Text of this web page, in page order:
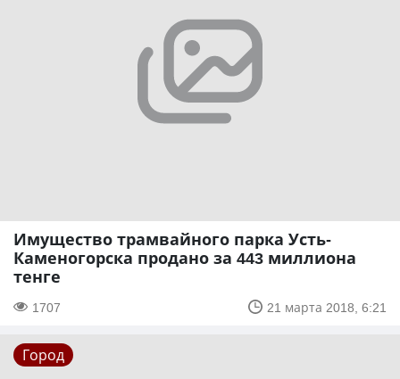
Имущество трамвайного парка Усть-
Каменогорска продано за 443 миллиона
тенге
1707 21 марта 2018, 6:21
Город